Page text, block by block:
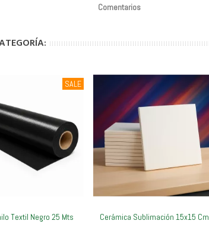
Comentarios
SALE
Ver MásTextil Negro 25 Mts Ver Más
Cerámica Sublimación 15x15 Cm